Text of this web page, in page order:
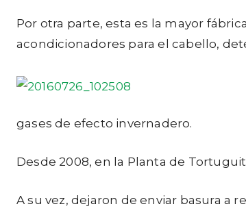
Por otra parte, esta es la mayor
acondicionadores para el cabello,
gases de efecto invernadero.
Desde 2008, en la Planta de
A su vez, dejaron de enviar basura a